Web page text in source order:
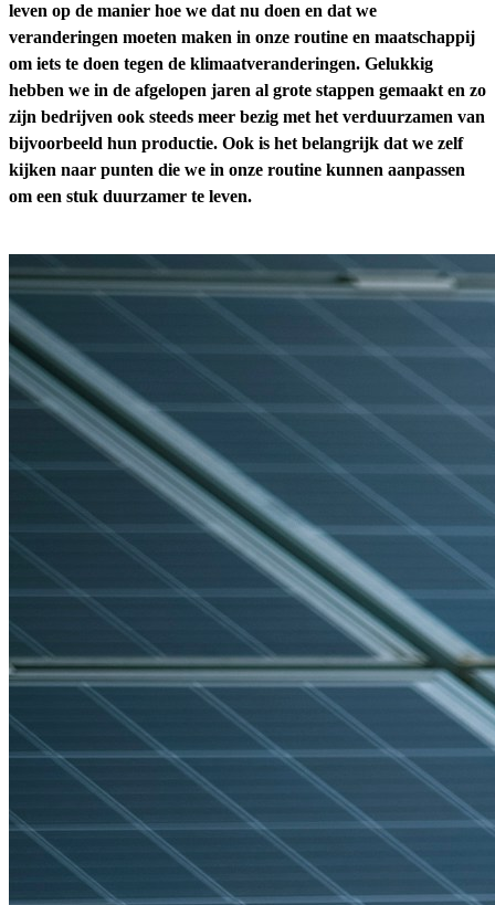
leven op de manier hoe we dat nu doen en dat we
veranderingen moeten maken in onze routine en maatschappij
om iets te doen tegen de klimaatveranderingen. Gelukkig
hebben we in de afgelopen jaren al grote stappen gemaakt en zo
zijn bedrijven ook steeds meer bezig met het verduurzamen van
bijvoorbeeld hun productie. Ook is het belangrijk dat we zelf
kijken naar punten die we in onze routine kunnen aanpassen
om een stuk duurzamer te leven.